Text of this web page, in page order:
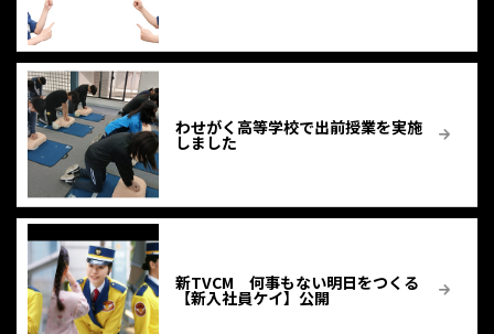
わせがく高等学校で出前授業を実施
しました
新TVCM 何事もない明日をつくる
【新入社員ケイ】公開